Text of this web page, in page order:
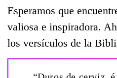
Esperamos que
valiosa e inspiradora.
los versículos de la